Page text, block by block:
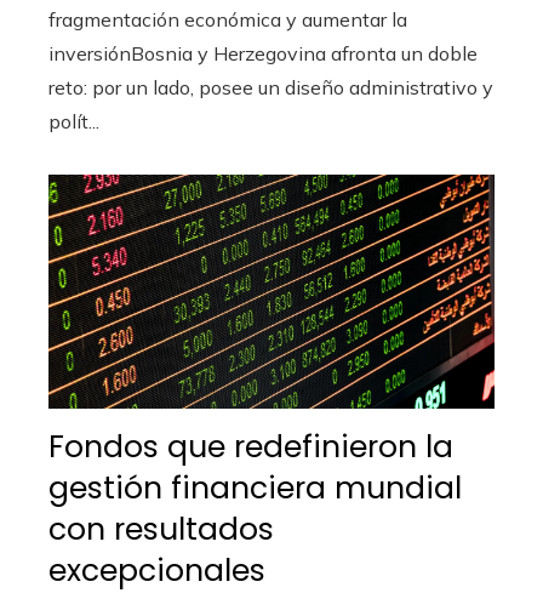
fragmentación económica y aumentar la
inversiónBosnia y Herzegovina afronta un doble
reto: por un lado, posee un diseño administrativo y
polít...
Fondos que redefinieron la
gestión financiera mundial
con resultados
excepcionales